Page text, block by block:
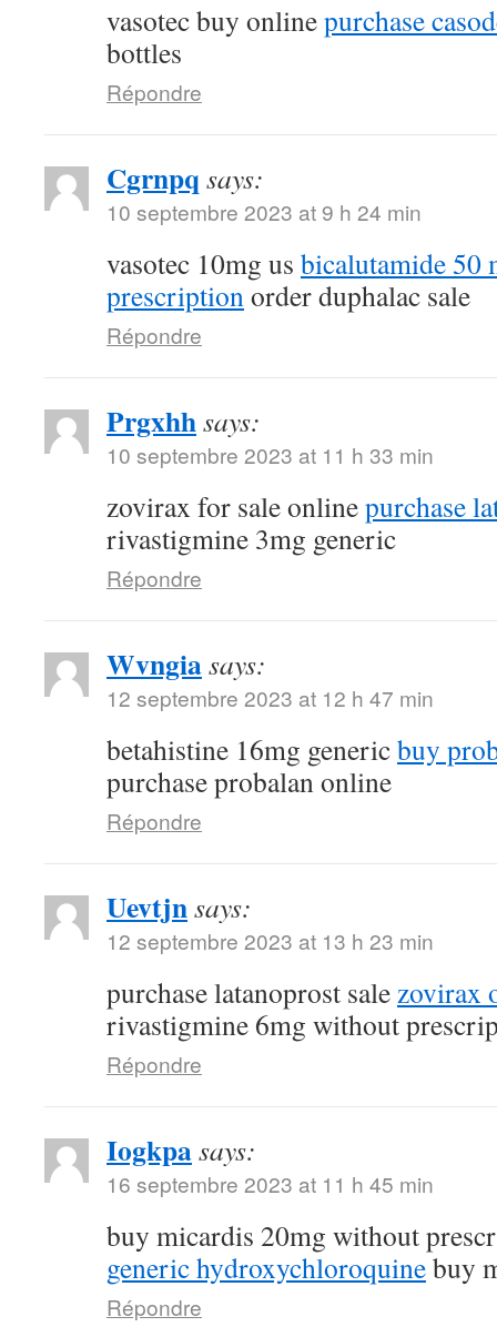
vasotec buy onlinepurchase
bottles
Répondre
Cgrnpq says:
10 septembre 2023 at 9 h 24 min
vasotec 10mg us bicalutamide 50
prescriptionorder duphalac sale
Répondre
Prgxhhsays:
10 septembre 2023 at 11 h 33 min
zovirax for sale onlinepurchase
rivastigmine 3mg generic
Répondre
Wvngiasays:
12 septembre 2023 at 12 h 47 min
betahistine 16mg genericbuy
purchase probalan online
Répondre
Uevtjnsays:
12 septembre 2023 at 13 h 23 min
purchase latanoprost salezovirax
rivastigmine 6mg without
Répondre
Iogkpasays:
16 septembre 2023 at 11 h 45 min
buy micardis 20mg without
generic hydroxychloroquinebuy
Répondre